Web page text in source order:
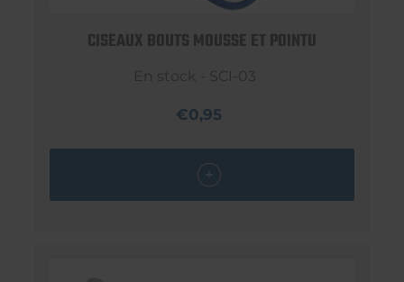
CISEAUX BOUTS MOUSSE ET POINTU
En stock - SCI-03
€0,95